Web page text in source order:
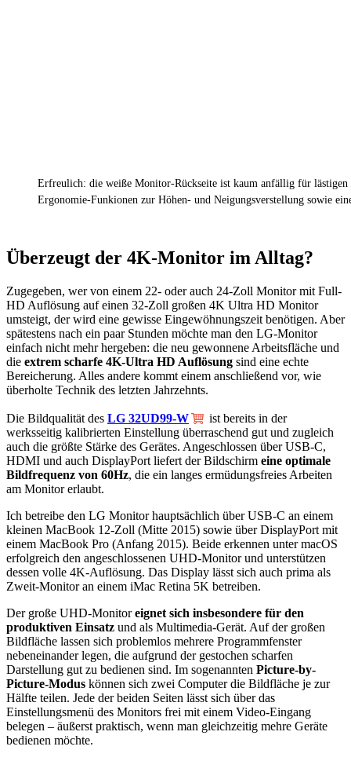
Erfreulich: die weiße Monitor-Rückseite ist kaum anfällig für
Ergonomie-Funkionen zur Höhen- und Neigungsverstellung sowie
Überzeugt der 4K-Monitor im Alltag?
Zugegeben, wer von einem 22- oder auch 24-Zoll Monitor mit Full-
HD Auflösung auf einen 32-Zoll großen 4K Ultra HD Monitor
umsteigt, der wird eine gewisse Eingewöhnungszeit benötigen. Aber
spätestens nach ein paar Stunden möchte man den LG-Monitor
einfach nicht mehr hergeben: die neu gewonnene Arbeitsfläche und
die extrem scharfe 4K-Ultra HD Auflösung sind eine echte
Bereicherung. Alles andere kommt einem anschließend vor, wie
überholte Technik des letzten Jahrzehnts.
Die Bildqualität des LG 32UD99-W
ist bereits in der
werksseitig kalibrierten Einstellung überraschend gut und zugleich
auch die größte Stärke des Gerätes. Angeschlossen über USB-C,
HDMI und auch DisplayPort liefert der Bildschirm eine optimale
Bildfrequenz von 60Hz, die ein langes ermüdungsfreies Arbeiten
am Monitor erlaubt.
Ich betreibe den LG Monitor hauptsächlich über USB-C an einem
kleinen MacBook 12-Zoll (Mitte 2015) sowie über DisplayPort mit
einem MacBook Pro (Anfang 2015). Beide erkennen unter macOS
erfolgreich den angeschlossenen UHD-Monitor und unterstützen
dessen volle 4K-Auflösung. Das Display lässt sich auch prima als
Zweit-Monitor an einem iMac Retina 5K betreiben.
Der große UHD-Monitoreignet sich insbesondere für den
produktiven Einsatz und als Multimedia-Gerät. Auf der großen
Bildfläche lassen sich problemlos mehrere Programmfenster
nebeneinander legen, die aufgrund der gestochen scharfen
Darstellung gut zu bedienen sind. Im sogenannten Picture-by-
Picture-Modus können sich zwei Computer die Bildfläche je zur
Hälfte teilen. Jede der beiden Seiten lässt sich über das
Einstellungsmenü des Monitors frei mit einem Video-Eingang
belegen – äußerst praktisch, wenn man gleichzeitig mehre Geräte
bedienen möchte.